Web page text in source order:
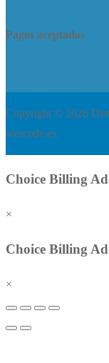
Pagos aceptados
Copyright © 2026
wercode.es.
Choice Billing
×
Choice Billing
×